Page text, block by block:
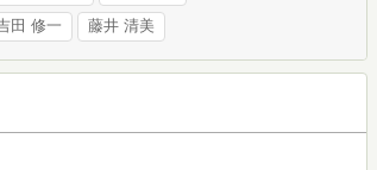
田 修一 藤井 清美